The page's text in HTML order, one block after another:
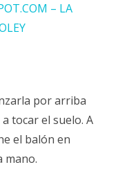
– LA
por arriba
tocar el suelo. A
el balón en
mano.